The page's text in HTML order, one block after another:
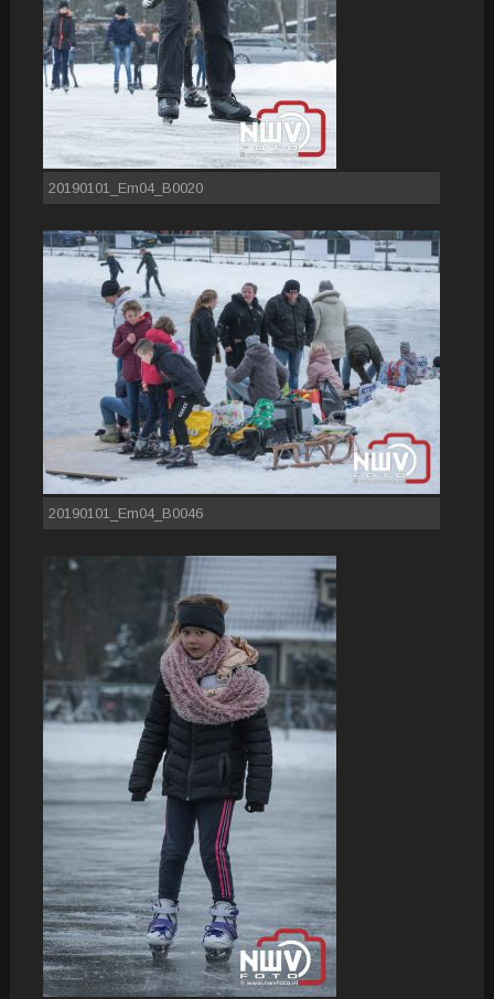
20190101_Em04_B0020
20190101_Em04_B0046